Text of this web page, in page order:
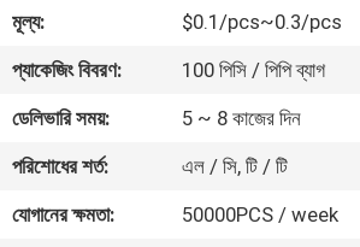
মান
নিয়ন্ত্রণ
যোগাযোগ
করুন
মূল্য:
$0.1/pcs~0.3/pcs
প্যাকেজিং বিবরণ:
100 পিসি / পিপি ব্যাগ
ডেলিভারি সময়:
5 ~ 8 কাজের দিন
পরিশোধের শর্ত:
এল / সি, টি / টি
যোগানের ক্ষমতা:
50000PCS / week